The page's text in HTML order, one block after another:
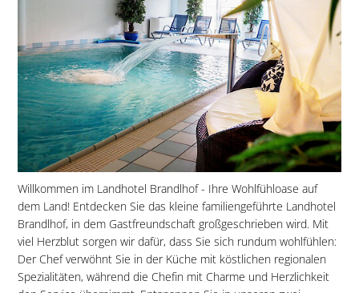
Willkommen im Landhotel Brandlhof - Ihre Wohlfühloase auf
dem Land! Entdecken Sie das kleine familiengeführte Landhotel
Brandlhof, in dem Gastfreundschaft großgeschrieben wird. Mit
viel Herzblut sorgen wir dafür, dass Sie sich rundum wohlfühlen:
Der Chef verwöhnt Sie in der Küche mit köstlichen regionalen
Spezialitäten, während die Chefin mit Charme und Herzlichkeit